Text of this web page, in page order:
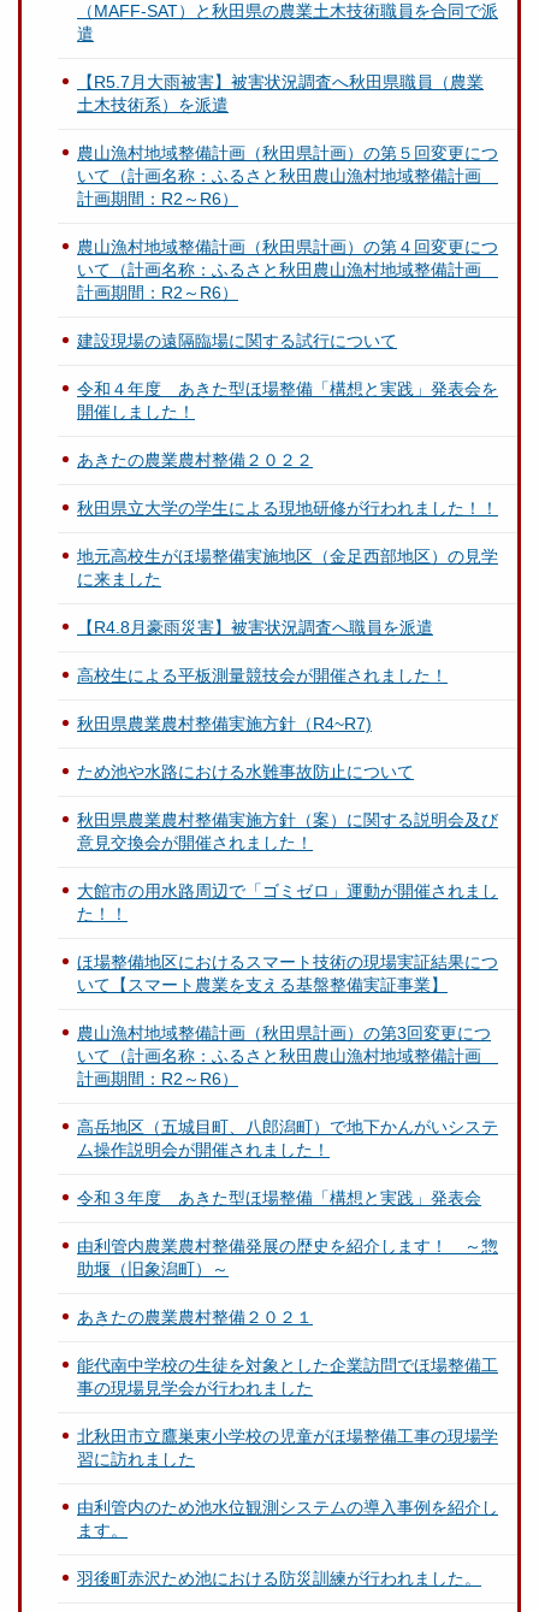
（MAFF-SAT）と秋田県の農業土木技術職員を合同で派
遣
【R5.7月大雨被害】被害状況調査へ秋田県職員（農業
土木技術系）を派遣
農山漁村地域整備計画（秋田県計画）の第５回変更につ
いて（計画名称：ふるさと秋田農山漁村地域整備計画
計画期間：R2～R6）
農山漁村地域整備計画（秋田県計画）の第４回変更につ
いて（計画名称：ふるさと秋田農山漁村地域整備計画
計画期間：R2～R6）
建設現場の遠隔臨場に関する試行について
令和４年度 あきた型ほ場整備「構想と実践」発表会を
開催しました！
あきたの農業農村整備２０２２
秋田県立大学の学生による現地研修が行われました！！
地元高校生がほ場整備実施地区（金足西部地区）の見学
に来ました
【R4.8月豪雨災害】被害状況調査へ職員を派遣
高校生による平板測量競技会が開催されました！
秋田県農業農村整備実施方針（R4~R7)
ため池や水路における水難事故防止について
秋田県農業農村整備実施方針（案）に関する説明会及び
意見交換会が開催されました！
大館市の用水路周辺で「ゴミゼロ」運動が開催されまし
た！！
ほ場整備地区におけるスマート技術の現場実証結果につ
いて【スマート農業を支える基盤整備実証事業】
農山漁村地域整備計画（秋田県計画）の第3回変更につ
いて（計画名称：ふるさと秋田農山漁村地域整備計画
計画期間：R2～R6）
高岳地区（五城目町、八郎潟町）で地下かんがいシステ
ム操作説明会が開催されました！
令和３年度 あきた型ほ場整備「構想と実践」発表会
由利管内農業農村整備発展の歴史を紹介します！ ～惣
助堰（旧象潟町）～
あきたの農業農村整備２０２１
能代南中学校の生徒を対象とした企業訪問でほ場整備工
事の現場見学会が行われました
北秋田市立鷹巣東小学校の児童がほ場整備工事の現場学
習に訪れました
由利管内のため池水位観測システムの導入事例を紹介し
ます。
羽後町赤沢ため池における防災訓練が行われました。